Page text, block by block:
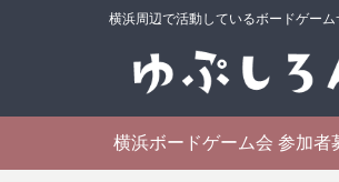
横浜周辺で活動しているボードゲーム
横浜ボードゲーム会 参加者